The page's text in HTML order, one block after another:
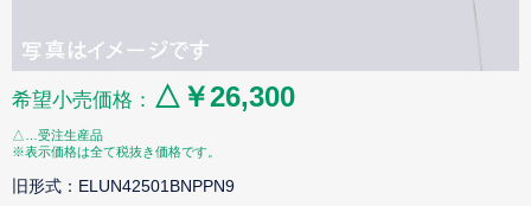
希望小売価格： △￥26,300
△…受注生産品
※表示価格は全て税抜き価格です。
旧形式：ELUN42501BNPPN9